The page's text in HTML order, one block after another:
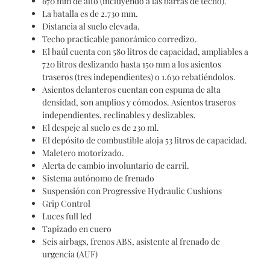
La batalla es de 2.730 mm.
Distancia al suelo elevada.
Techo practicable panorámico corredizo.
El baúl cuenta con 580 litros de capacidad, ampliables a
720 litros deslizando hasta 150 mm a los asientos
traseros (tres independientes) o 1.630 rebatiéndolos.
Asientos delanteros cuentan con espuma de alta
densidad, son amplios y cómodos. Asientos traseros
independientes, reclinables y deslizables.
El despeje al suelo es de 230 ml.
El depósito de combustible aloja 53 litros de capacidad.
Maletero motorizado.
Alerta de cambio involuntario de carril.
Sistema autónomo de frenado
Suspensión con Progressive Hydraulic Cushions
Grip Control
Luces full led
Tapizado en cuero
Seis airbags, frenos ABS, asistente al frenado de
urgencia (AUF)